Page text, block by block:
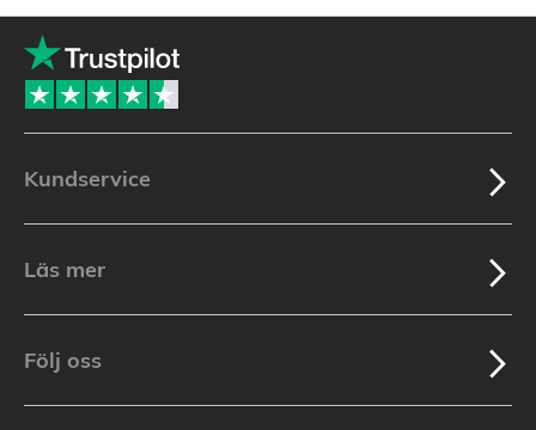
Kundservice
Läs mer
Följ oss